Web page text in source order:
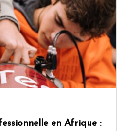
en Afrique :